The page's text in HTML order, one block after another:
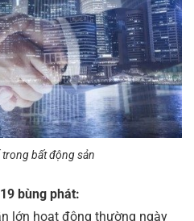
bất động sản
bùng phát:
lớn hoạt động thường ngày